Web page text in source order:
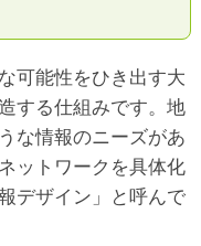
可能性をひき出す大
する仕組みです。地
な情報のニーズがあ
ットワークを具体化
デザイン」と呼んで